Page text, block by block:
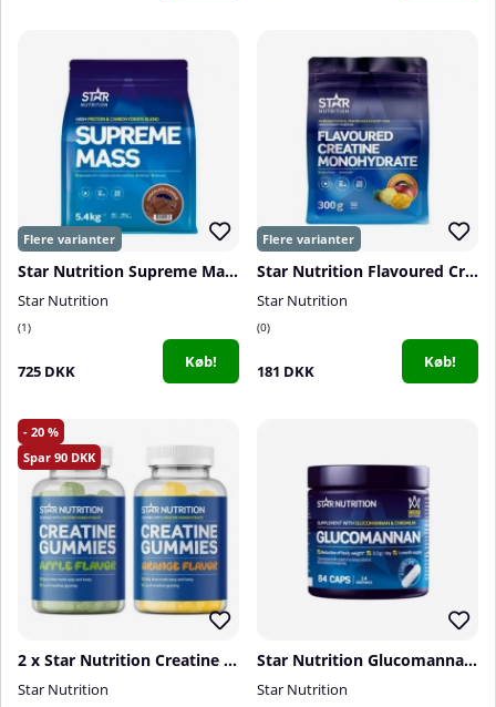
Star Nutrition Supreme Mass, 5400 g
Star Nutrition
1
725 DKK Køb!
Star Nutrition Flavoured Creatine Monohydrate, 300 g
Star Nutrition
0
181 DKK Køb!
20
90
2 x Star Nutrition Creatine Gummies, 75 st
Star Nutrition
Star Nutrition Glucomannan, 84 caps
Star Nutrition